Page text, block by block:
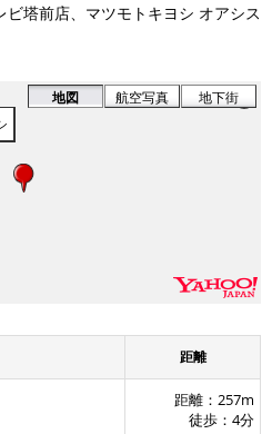
塔前店、マツモトキヨシ オアシス
地図 航空写真 地下街
距離
距離：257m
徒歩：4分